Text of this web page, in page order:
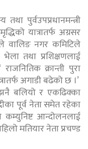
पुर्वउपप्रधानमन्त्री
यात्रातर्फ अग्रसर
वालिङ नगर कमिटिले
तथा प्रशिक्षणलाई
क्रान्ती पुरा
अगाडी बढेको छ ।’
झनै बलियो र एकढिक्का
पूर्व नेता समेत रहेका
कम्युनिष्ट आन्दोलनलाई
मतियार नेता प्रचण्ड